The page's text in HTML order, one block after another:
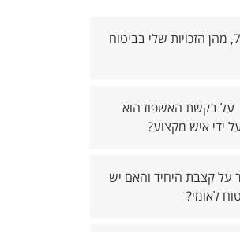
חליתי לאחר גיל 70, מהן הזכויות שלי בביטוח
בקשת האשפוז הוא
ידי איש מקצוע?
על קצבת היחיד והאם יש
לאומי?